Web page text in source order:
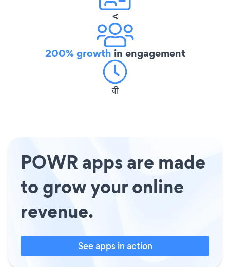
<
200% growth in engagement
वी
POWR apps are made
to grow your online
revenue.
See apps in action